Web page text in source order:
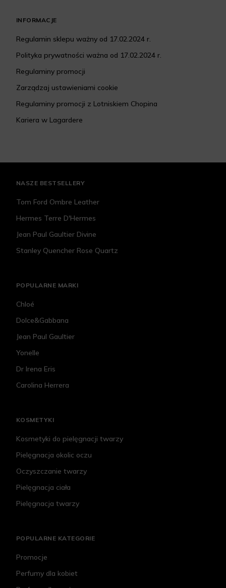
INFORMACJE
Regulamin sklepu ważny od 17.02.2024 r.
Polityka prywatności ważna od 17.02.2024 r.
Regulaminy promocji
Zarządzaj ustawieniami cookie
Regulaminy promocji z Lotniskiem Chopina
Kariera w Lagardere
NASZE BESTSELLERY
Tom Ford Ombre Leather
Hermes Terre D'Hermes
Jean Paul Gaultier Divine
Stanley Quencher Rose Quartz
POPULARNE MARKI
Chloé
Dolce&Gabbana
Jean Paul Gaultier
Yonelle
Dr Irena Eris
Carolina Herrera
KOSMETYKI
Kosmetyki do pielęgnacji twarzy
Pielęgnacja okolic oczu
Oczyszczanie twarzy
Pielęgnacja ciała
Pielęgnacja twarzy
POPULARNE KATEGORIE
Promocje
Perfumy dla kobiet